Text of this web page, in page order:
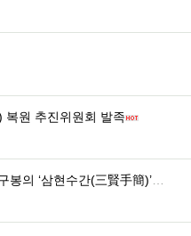
복원 추진위원회 발족